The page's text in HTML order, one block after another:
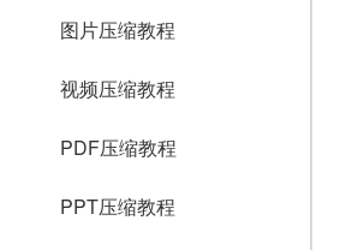
图片压缩教程
视频压缩教程
PDF压缩教程
PPT压缩教程